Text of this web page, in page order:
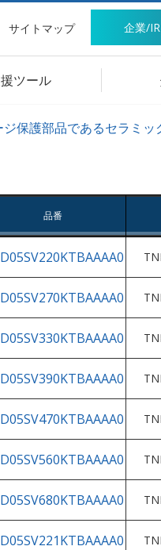
サイトマップ 企業/IR
ツール
ジ保護部品であるセラミ
品番